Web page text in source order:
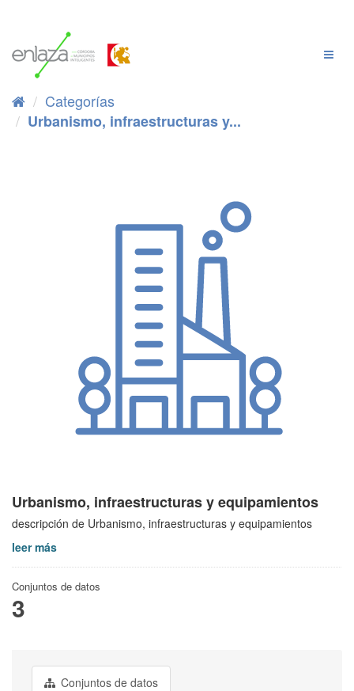
Categorías
Urbanismo, infraestructuras y...
Urbanismo, infraestructuras y equipamientos
descripción de Urbanismo, infraestructuras y equipamientos
leer más
Conjuntos de datos
3
Conjuntos de datos